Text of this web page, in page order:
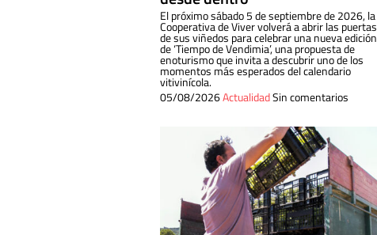
El próximo sábado 5 de septiembre de 2026, la
Cooperativa de Viver volverá a abrir las puertas
de sus viñedos para celebrar una nueva edición
de ‘Tiempo de Vendimia’, una propuesta de
enoturismo que invita a descubrir uno de los
momentos más esperados del calendario
vitivinícola.
05/08/2026ActualidadSin comentarios